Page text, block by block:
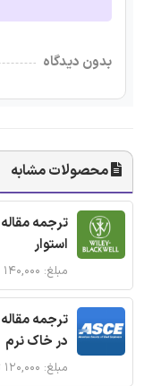
بدون دیدگاه
محصولات مشابه
ترجمه
استوار
مبلغ: ۱۴۰,۰۰۰ تومان
ترجمه
در خاک نرم
مبلغ: ۱۲۰,۰۰۰ تومان